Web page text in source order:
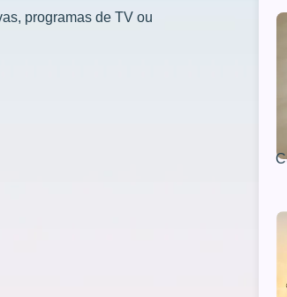
programas de TV ou